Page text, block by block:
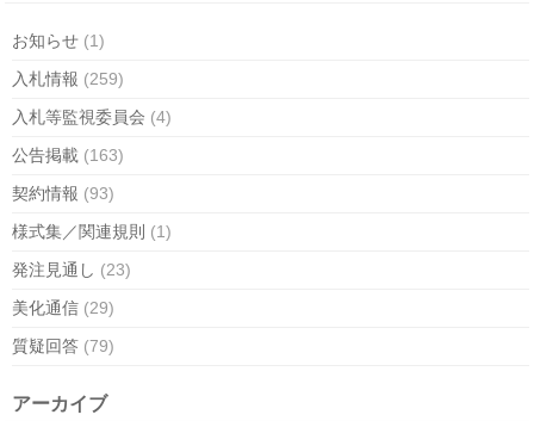
お知らせ (1)
入札情報 (259)
入札等監視委員会 (4)
公告掲載 (163)
契約情報 (93)
様式集／関連規則 (1)
発注見通し (23)
美化通信 (29)
質疑回答 (79)
アーカイブ